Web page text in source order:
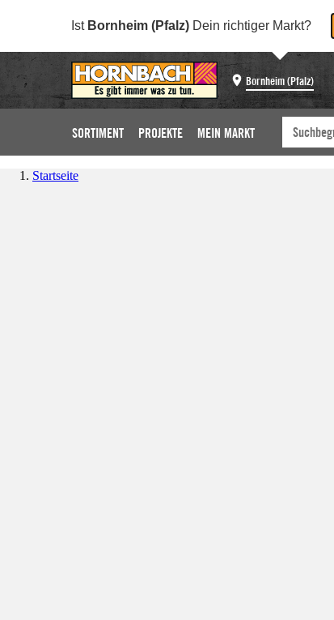
Ist Bornheim (Pfalz) Dein richtiger Markt?
Bornheim (Pfalz)
SORTIMENT PROJEKTE MEIN MARKT
Startseite